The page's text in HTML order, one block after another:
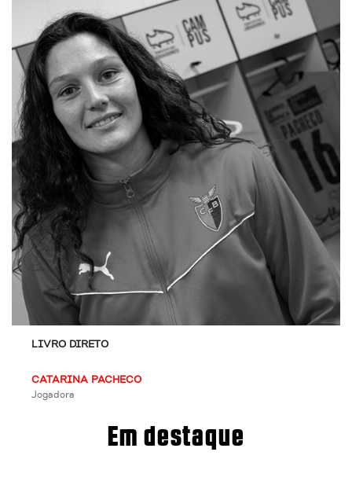
LIVRO DIRETO
CATARINA PACHECO
Jogadora
Em destaque